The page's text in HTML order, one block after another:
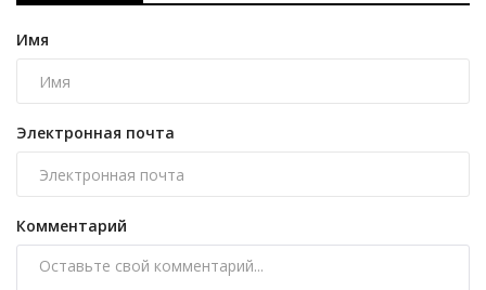
Имя
Электронная почта
Комментарий